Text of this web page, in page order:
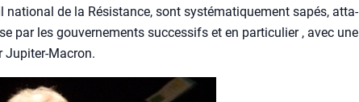
natio­nal de la Résis­tance, sont sys­té­ma­ti­que­ment sapés, atta­
par les gou­ver­ne­ments suc­ces­sifs et en par­ti­cu­lier , avec une
Jupi­ter-Macron.